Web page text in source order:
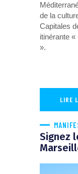
de la
Capitales
itinérante
».
LIRE
Signez